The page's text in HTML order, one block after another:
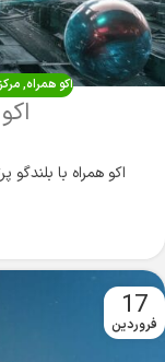
اکو همراه,
اکو همراه با
17
فروردین